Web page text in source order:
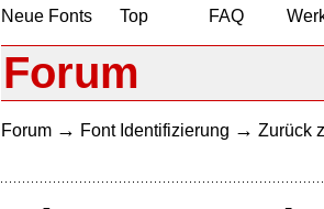
Neue Fonts
Top
FAQ
Forum
Forum → Font Identifizierung → Zurück